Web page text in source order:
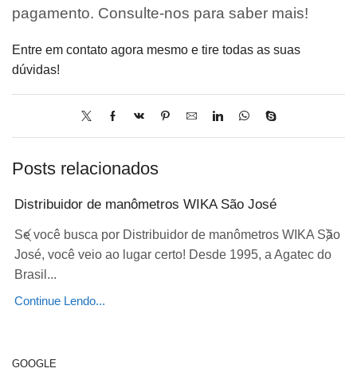
pagamento. Consulte-nos para saber mais!
Entre em contato agora mesmo e tire todas as suas
dúvidas!
Posts relacionados
Distribuidor de manômetros WIKA São José
Se você busca por Distribuidor de manômetros WIKA São
José, você veio ao lugar certo! Desde 1995, a Agatec do
Brasil...
Continue Lendo...
GOOGLE